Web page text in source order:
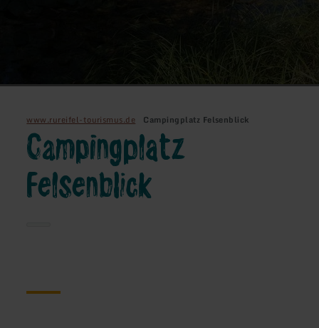
www.rureifel-tourismus.de Campingplatz Felsenblick
Campingplatz
Felsenblick